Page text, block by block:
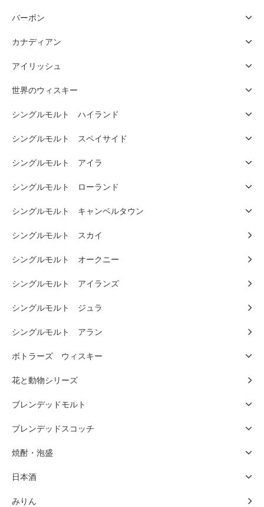
バーボン
カナディアン
アイリッシュ
世界のウィスキー
シングルモルト ハイランド
シングルモルト スペイサイド
シングルモルト アイラ
シングルモルト ローランド
シングルモルト キャンベルタウン
シングルモルト スカイ
シングルモルト オークニー
シングルモルト アイランズ
シングルモルト ジュラ
シングルモルト アラン
ボトラーズ ウィスキー
花と動物シリーズ
ブレンデッドモルト
ブレンデッドスコッチ
焼酎・泡盛
日本酒
みりん